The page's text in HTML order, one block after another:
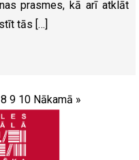
prasmes, kā arī atklāt
tās […]
8 9 10 Nākamā »